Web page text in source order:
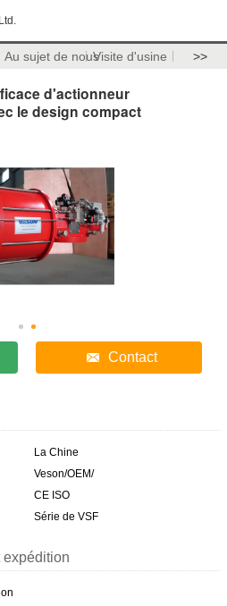
Au sujet de nousVisite d'usine >>
d'actionneur
le design compact
Contact
La Chine
Veson/OEM/
CE ISO
Série de VSF